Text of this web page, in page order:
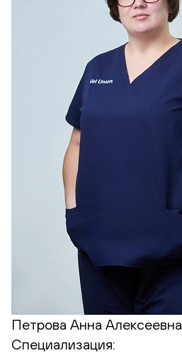
Петрова Анна Алексеевна
Специализация: